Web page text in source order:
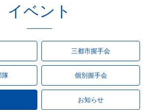
イベント
三都市握手会
隊 個別握手会
お知らせ